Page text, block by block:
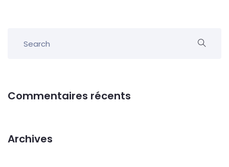
Commentaires récents
Archives